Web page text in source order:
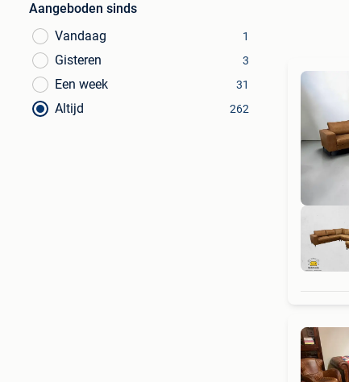
Aangeboden sinds
Vandaag
1
Gisteren 3
Een week 31
Altijd 262